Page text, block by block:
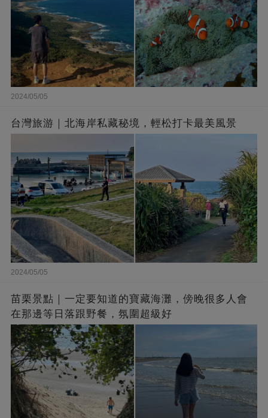
2024/05/05
台灣旅游｜北海岸私藏秘境，輕松打卡最美風景
2024/05/05
苗栗景點｜一定要知道的寶藏海灘，傍晚很多人會
在那邊等日落跟野餐，氛圍超級好